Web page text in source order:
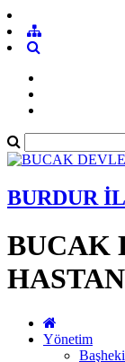
BURDUR
BUCAK
Yönetim